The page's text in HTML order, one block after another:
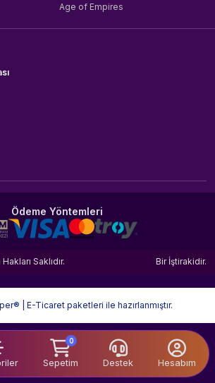
0
Sepetim Destek Hesabım
Age of Empires
Ödeme Yöntemleri
Saklıdır. Bir İştirakidir.
| E-Ticaret paketleri ile hazırlanmıştır.